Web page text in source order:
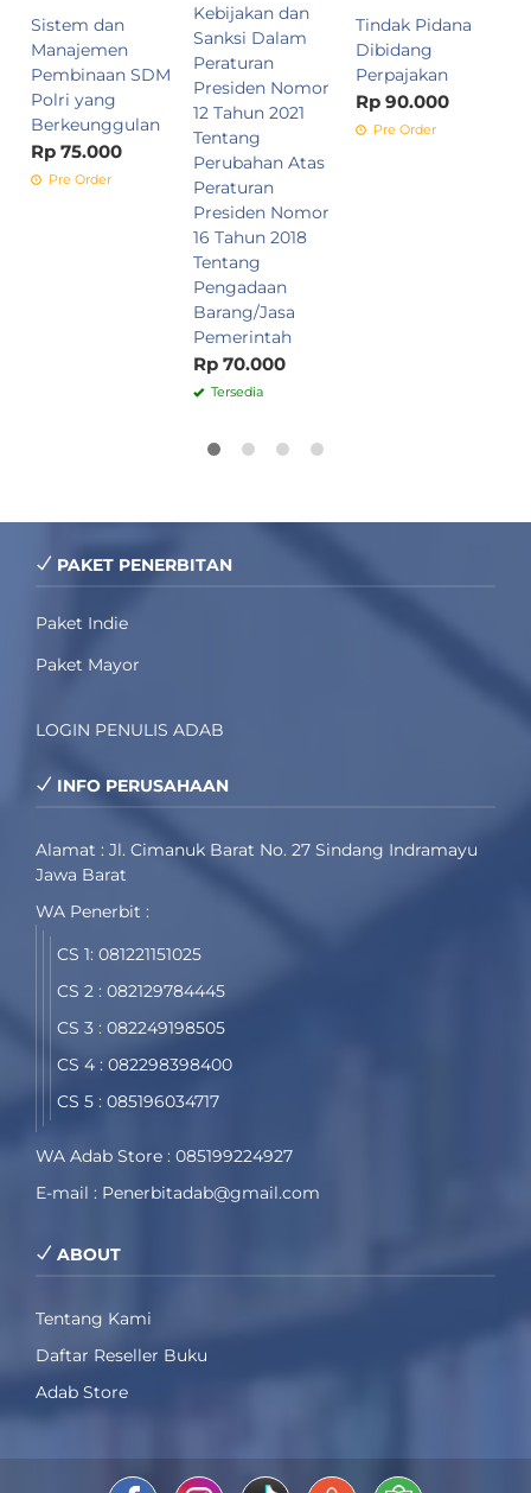
Sistem dan
Manajemen
Pembinaan SDM
Polri yang
Berkeunggulan
Rp 75.000
Pre Order
Kebijakan dan
Sanksi Dalam
Peraturan
Presiden Nomor
12 Tahun 2021
Tentang
Perubahan Atas
Peraturan
Presiden Nomor
16 Tahun 2018
Tentang
Pengadaan
Barang/Jasa
Pemerintah
Rp 70.000
Tersedia
Tindak Pidana
Dibidang
Perpajakan
Rp 90.000
Pre Order
PAKET PENERBITAN
Paket Indie
Paket Mayor
LOGIN PENULIS ADAB
INFO PERUSAHAAN
Alamat : Jl. Cimanuk Barat No. 27 Sindang Indramayu
Jawa Barat
WA Penerbit :
CS 1: 081221151025
CS 2 : 082129784445
CS 3 : 082249198505
CS 4 : 082298398400
CS 5 : 085196034717
WA Adab Store : 085199224927
E-mail : Penerbitadab@gmail.com
ABOUT
Tentang Kami
Daftar Reseller Buku
Adab Store